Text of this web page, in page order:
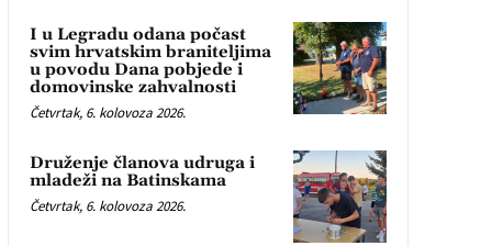
I u Legradu odana počast
svim hrvatskim braniteljima
u povodu Dana pobjede i
domovinske zahvalnosti
Četvrtak, 6. kolovoza 2026.
Druženje članova udruga i
mladeži na Batinskama
Četvrtak, 6. kolovoza 2026.